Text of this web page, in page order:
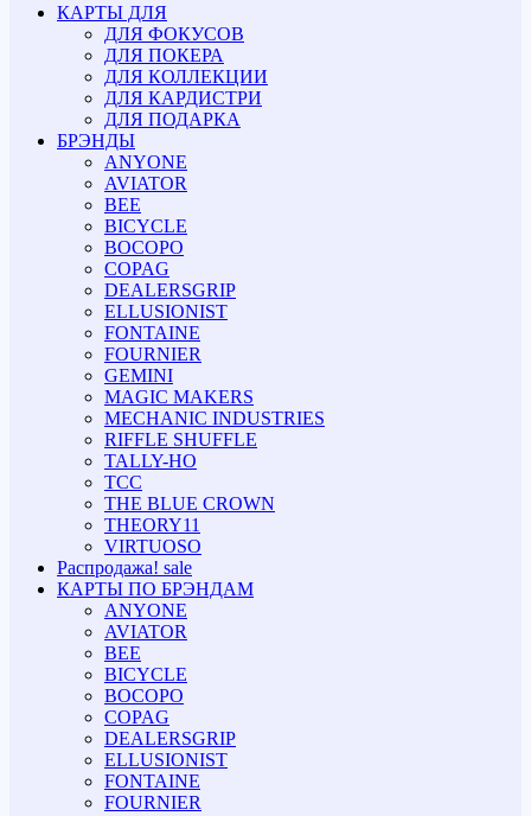
КАРТЫ ДЛЯ
ДЛЯ ФОКУСОВ
ДЛЯ ПОКЕРА
ДЛЯ КОЛЛЕКЦИИ
ДЛЯ КАРДИСТРИ
ДЛЯ ПОДАРКА
БРЭНДЫ
ANYONE
AVIATOR
BEE
BICYCLE
BOCOPO
COPAG
DEALERSGRIP
ELLUSIONIST
FONTAINE
FOURNIER
GEMINI
MAGIC MAKERS
MECHANIC INDUSTRIES
RIFFLE SHUFFLE
TALLY-HO
TCC
THE BLUE CROWN
THEORY11
VIRTUOSO
Распродажа! sale
КАРТЫ ПО БРЭНДАМ
ANYONE
AVIATOR
BEE
BICYCLE
BOCOPO
COPAG
DEALERSGRIP
ELLUSIONIST
FONTAINE
FOURNIER